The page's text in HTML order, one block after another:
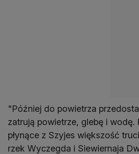
"Później do powietrza
zatrują powietrze, glebę i wodę.
płynące z Szyjes większość
rzek Wyczegda i Siewiernaja